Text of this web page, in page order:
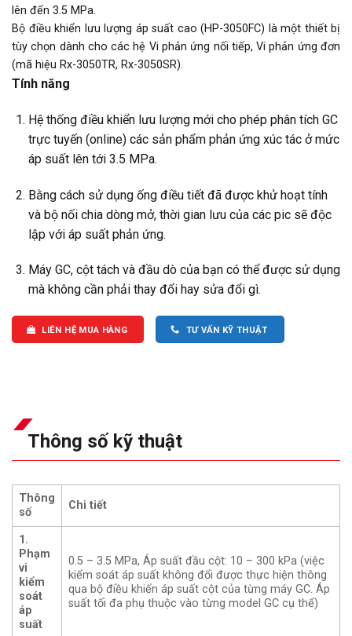
lên đến 3.5 MPa.
Bộ điều khiển lưu lượng áp suất cao (HP-3050FC) là một thiết bị
tùy chọn dành cho các hệ Vi phản ứng nối tiếp, Vi phản ứng đơn
(mã hiệu Rx-3050TR, Rx-3050SR).
Tính năng
Hệ thống điều khiển lưu lượng mới cho phép phân tích GC
trực tuyến (online) các sản phẩm phản ứng xúc tác ở mức
áp suất lên tới 3.5 MPa.
Bằng cách sử dụng ống điều tiết đã được khử hoạt tính
và bộ nối chia dòng mở, thời gian lưu của các pic sẽ độc
lập với áp suất phản ứng.
Máy GC, cột tách và đầu dò của bạn có thể được sử dụng
mà không cần phải thay đổi hay sửa đổi gì.
LIÊN HỆ MUA HÀNG TƯ VẤN KỸ THUẬT
Thông số kỹ thuật
Thông
số
Chi tiết
1.
Phạm
vi
kiểm
soát
áp
suất
0.5 – 3.5 MPa, Áp suất đầu cột: 10 – 300 kPa (việc
kiểm soát áp suất không đổi được thực hiện thông
qua bộ điều khiển áp suất cột của từng máy GC. Áp
suất tối đa phụ thuộc vào từng model GC cụ thể)